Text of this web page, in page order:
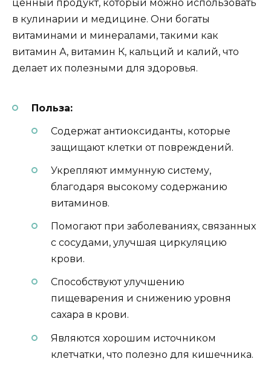
ценный продукт, который можно использовать
в кулинарии и медицине. Они богаты
витаминами и минералами, такими как
витамин А, витамин К, кальций и калий, что
делает их полезными для здоровья.
Польза:
Содержат антиоксиданты, которые
защищают клетки от повреждений.
Укрепляют иммунную систему,
благодаря высокому содержанию
витаминов.
Помогают при заболеваниях, связанных
с сосудами, улучшая циркуляцию
крови.
Способствуют улучшению
пищеварения и снижению уровня
сахара в крови.
Являются хорошим источником
клетчатки, что полезно для кишечника.